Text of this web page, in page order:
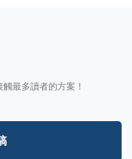
最多讀者的方案！